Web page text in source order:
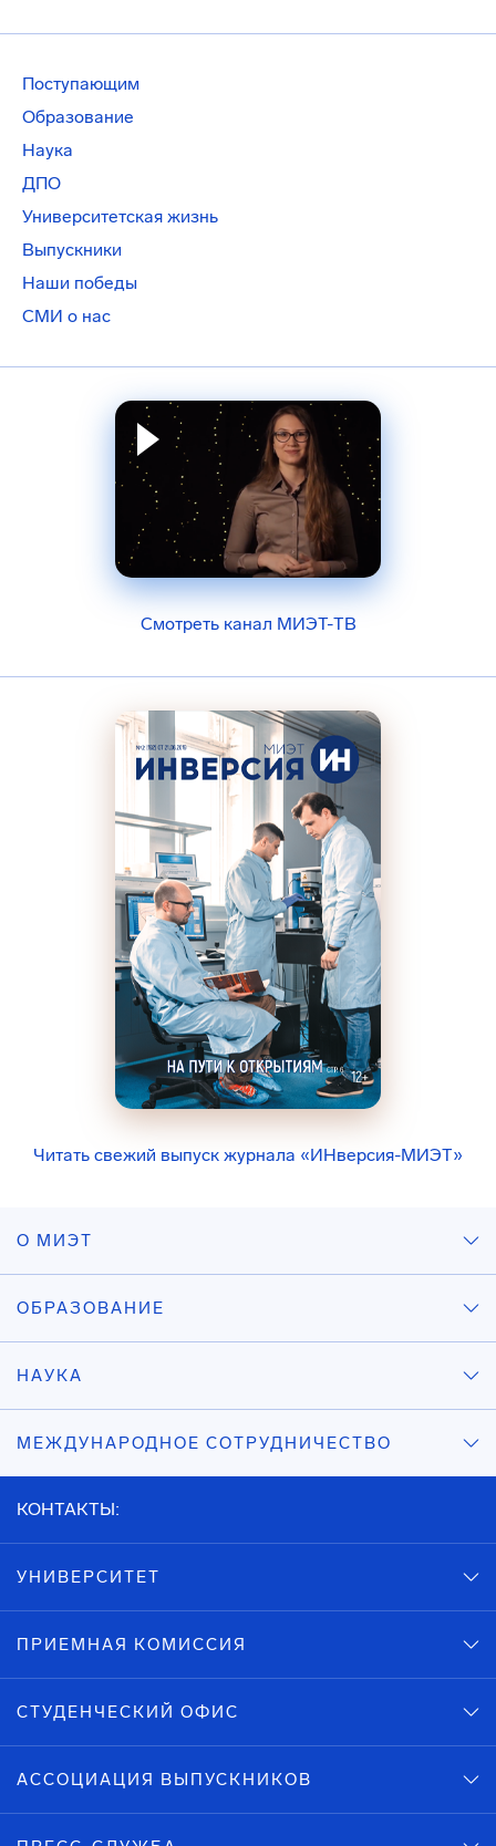
Поступающим
Образование
Наука
ДПО
Университетская жизнь
Выпускники
Наши победы
СМИ о нас
Смотреть канал МИЭТ-ТВ
Читать свежий выпуск журнала «ИНверсия-МИЭТ»
О МИЭТ
ОБРАЗОВАНИЕ
НАУКА
МЕЖДУНАРОДНОЕ СОТРУДНИЧЕСТВО
КОНТАКТЫ:
УНИВЕРСИТЕТ
ПРИЕМНАЯ КОМИССИЯ
СТУДЕНЧЕСКИЙ ОФИС
АССОЦИАЦИЯ ВЫПУСКНИКОВ